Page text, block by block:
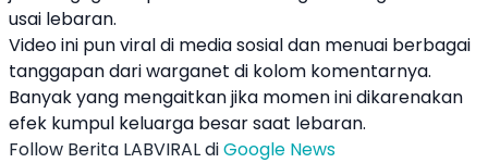
usai lebaran.
Video ini pun viral di media sosial dan menuai berbagai
tanggapan dari warganet di kolom komentarnya.
Banyak yang mengaitkan jika momen ini dikarenakan
efek kumpul keluarga besar saat lebaran.
Follow Berita LABVIRAL diGoogle News